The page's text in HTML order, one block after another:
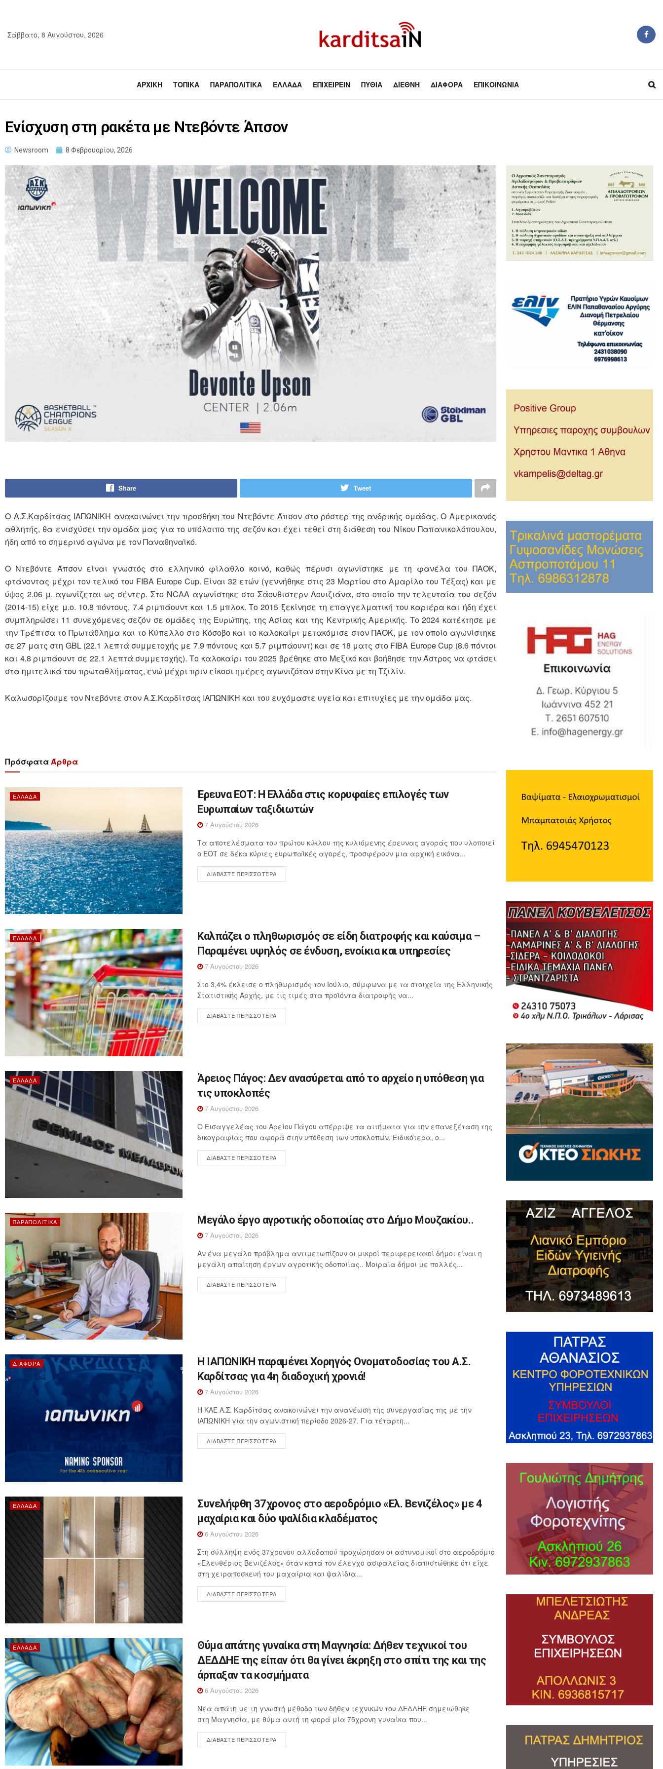
Σάββατο, 8 Αυγούστου, 2026
ΑΡΧΙΚΉ ΤΟΠΙΚΆ ΠΑΡΑΠΟΛΙΤΙΚΆ ΕΛΛΆΔΑ ΕΠΙΧΕΙΡΕΊΝ ΠΥΘΊΑ ΔΙΕΘΝΉ ΔΙΆΦΟΡΑ ΕΠΙΚΟΙΝΩΝΊΑ
Ενίσχυση στη ρακέτα με Ντεβόντε Άπσον
Newsroom 8 Φεβρουαρίου, 2026
Share Tweet
Ο Α.Σ.Καρδίτσας ΙΑΠΩΝΙΚΗ ανακοινώνει την προσθήκη του Ντεβόντε Άπσον στο ρόστερ της ανδρικής ομάδας. Ο Αμερικανός
αθλητής, θα ενισχύσει την ομάδα μας για το υπόλοιπο της σεζόν και έχει τεθεί στη διάθεση του Νίκου Παπανικολόπουλου,
ήδη από το σημερινό αγώνα με τον Παναθηναϊκό.
O Ντεβόντε Άπσον είναι γνωστός στο ελληνικό φίλαθλο κοινό, καθώς πέρυσι αγωνίστηκε με τη φανέλα του ΠΑΟΚ,
φτάνοντας μέχρι τον τελικό του FIBA Europe Cup. Είναι 32 ετών (γεννήθηκε στις 23 Μαρτίου στο Αμαρίλο του Τέξας) και με
ύψος 2.06 μ. αγωνίζεται ως σέντερ. Στο NCAA αγωνίστηκε στο Σάουθιστερν Λουιζιάνα, στο οποίο την τελευταία του σεζόν
(2014-15) είχε μ.ο. 10.8 πόντους, 7.4 ριμπάουντ και 1.5 μπλοκ. Το 2015 ξεκίνησε τη επαγγελματική του καριέρα και ήδη έχει
συμπληρώσει 11 συνεχόμενες σεζόν σε ομάδες της Ευρώπης, της Ασίας και της Κεντρικής Αμερικής. Το 2024 κατέκτησε με
την Τρέπτσα το Πρωτάθλημα και το Κύπελλο στο Κόσοβο και το καλοκαίρι μετακόμισε στον ΠΑΟΚ, με τον οποίο αγωνίστηκε
σε 27 ματς στη GBL (22.1 λεπτά συμμετοχής με 7.9 πόντους και 5.7 ριμπάουντ) και σε 18 ματς στο FIBA Europe Cup (8.6 πόντοι
και 4.8 ριμπάουντ σε 22.1 λεπτά συμμετοχής). Το καλοκαίρι του 2025 βρέθηκε στο Μεξικό και βοήθησε την Άστρος να φτάσει
στα ημιτελικά του πρωταθλήματος, ενώ μέχρι πριν είκοσι ημέρες αγωνιζόταν στην Κίνα με τη Τζιλίν.
Καλωσορίζουμε τον Ντεβόντε στον Α.Σ.Καρδίτσας ΙΑΠΩΝΙΚΗ και του ευχόμαστε υγεία και επιτυχίες με την ομάδα μας.
ΠρόσφαταΆρθρα
ΕΛΛΆΔΑ
Έρευνα ΕΟΤ: Η Ελλάδα στις κορυφαίες επιλογές των
Ευρωπαίων ταξιδιωτών
7 Αυγούστου 2026
Τα αποτελέσματα του πρώτου κύκλου της κυλιόμενης έρευνας αγοράς που υλοποιεί
ο ΕΟΤ σε δέκα κύριες ευρωπαϊκές αγορές, προσφέρουν μια αρχική εικόνα...
ΔΙΑΒΆΣΤΕ ΠΕΡΙΣΣΌΤΕΡΑ
ΕΛΛΆΔΑ
Καλπάζει ο πληθωρισμός σε είδη διατροφής και καύσιμα –
Παραμένει υψηλός σε ένδυση, ενοίκια και υπηρεσίες
7 Αυγούστου 2026
Στο 3,4% έκλεισε ο πληθωρισμός τον Ιούλιο, σύμφωνα με τα στοιχεία της Ελληνικής
Στατιστικής Αρχής, με τις τιμές στα προϊόντα διατροφής να...
ΔΙΑΒΆΣΤΕ ΠΕΡΙΣΣΌΤΕΡΑ
ΕΛΛΆΔΑ
Άρειος Πάγος: Δεν ανασύρεται από το αρχείο η υπόθεση για
τις υποκλοπές
7 Αυγούστου 2026
Ο Εισαγγελέας του Αρείου Πάγου απέρριψε τα αιτήματα για την επανεξέταση της
δικογραφίας που αφορά στην υπόθεση των υποκλοπών. Ειδικότερα, ο...
ΔΙΑΒΆΣΤΕ ΠΕΡΙΣΣΌΤΕΡΑ
ΠΑΡΑΠΟΛΙΤΙΚΆ Μεγάλο έργο αγροτικής οδοποιίας στο Δήμο Μουζακίου..
7 Αυγούστου 2026
Αν ένα μεγάλο πρόβλημα αντιμετωπίζουν οι μικροί περιφερειακοί δήμοι είναι η
μεγάλη απαίτηση έργων αγροτικής οδοποιίας.. Μοιραία δήμοι με πολλές...
ΔΙΑΒΆΣΤΕ ΠΕΡΙΣΣΌΤΕΡΑ
ΔΙΆΦΟΡΑ
Η ΙΑΠΩΝΙΚΗ παραμένει Χορηγός Ονοματοδοσίας του Α.Σ.
Καρδίτσας για 4η διαδοχική χρονιά!
7 Αυγούστου 2026
Η ΚΑΕ Α.Σ. Καρδίτσας ανακοινώνει την ανανέωση της συνεργασίας της με την
ΙΑΠΩΝΙΚΗ για την αγωνιστική περίοδο 2026-27. Για τέταρτη...
ΔΙΑΒΆΣΤΕ ΠΕΡΙΣΣΌΤΕΡΑ
ΕΛΛΆΔΑ
Συνελήφθη 37χρονος στο αεροδρόμιο «Ελ. Βενιζέλος» με 4
μαχαίρια και δύο ψαλίδια κλαδέματος
6 Αυγούστου 2026
Στη σύλληψη ενός 37χρονου αλλοδαπού προχώρησαν οι αστυνομικοί στο αεροδρόμιο
«Ελευθέριος Βενιζέλος» όταν κατά τον έλεγχο ασφαλείας διαπιστώθηκε ότι είχε
στη χειραποσκευή του μαχαίρια και ψαλίδια...
ΔΙΑΒΆΣΤΕ ΠΕΡΙΣΣΌΤΕΡΑ
ΕΛΛΆΔΑ
Θύμα απάτης γυναίκα στη Μαγνησία: Δήθεν τεχνικοί του
ΔΕΔΔΗΕ της είπαν ότι θα γίνει έκρηξη στο σπίτι της και της
άρπαξαν τα κοσμήματα
6 Αυγούστου 2026
Νέα απάτη με τη γνωστή μέθοδο των δήθεν τεχνικών του ΔΕΔΔΗΕ σημειώθηκε
στη Μαγνησία, με θύμα αυτή τη φορά μία 75χρονη γυναίκα που...
ΔΙΑΒΆΣΤΕ ΠΕΡΙΣΣΌΤΕΡΑ